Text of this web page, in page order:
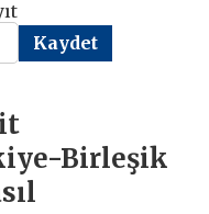
Birleşik